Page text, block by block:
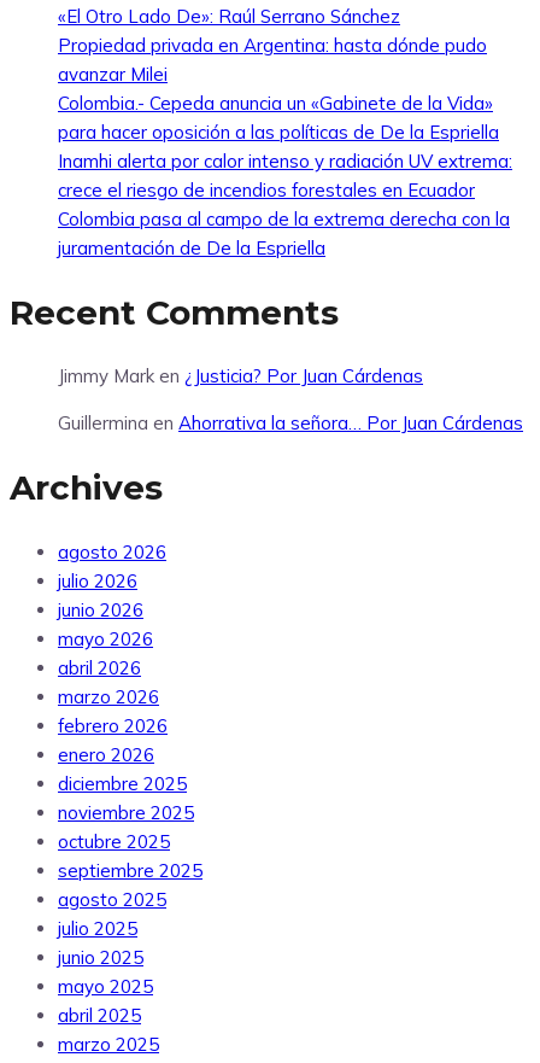
«El Otro Lado De»: Raúl Serrano Sánchez
Propiedad privada en Argentina: hasta dónde pudo
avanzar Milei
Colombia.- Cepeda anuncia un «Gabinete de la Vida»
para hacer oposición a las políticas de De la Espriella
Inamhi alerta por calor intenso y radiación UV extrema:
crece el riesgo de incendios forestales en Ecuador
Colombia pasa al campo de la extrema derecha con la
juramentación de De la Espriella
Recent Comments
Jimmy Mark en ¿Justicia? Por Juan Cárdenas
Guillermina en Ahorrativa la señora… Por Juan Cárdenas
Archives
agosto 2026
julio 2026
junio 2026
mayo 2026
abril 2026
marzo 2026
febrero 2026
enero 2026
diciembre 2025
noviembre 2025
octubre 2025
septiembre 2025
agosto 2025
julio 2025
junio 2025
mayo 2025
abril 2025
marzo 2025